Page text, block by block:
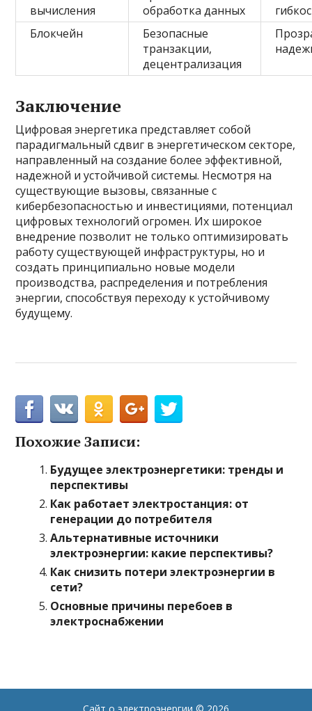
вычисления
обработка данных
Блокчейн
Безопасные
транзакции,
децентрализация
Заключение
Цифровая энергетика представляет собой
парадигмальный сдвиг в энергетическом секторе,
направленный на создание более эффективной,
надежной и устойчивой системы. Несмотря на
существующие вызовы, связанные с
кибербезопасностью и инвестициями, потенциал
цифровых технологий огромен. Их широкое
внедрение позволит не только оптимизировать
работу существующей инфраструктуры, но и
создать принципиально новые модели
производства, распределения и потребления
энергии, способствуя переходу к устойчивому
будущему.
Похожие Записи:
Будущее электроэнергетики: тренды и
перспективы
Как работает электростанция: от
генерации до потребителя
Альтернативные источники
электроэнергии: какие перспективы?
Как снизить потери электроэнергии в
сети?
Основные причины перебоев в
электроснабжении